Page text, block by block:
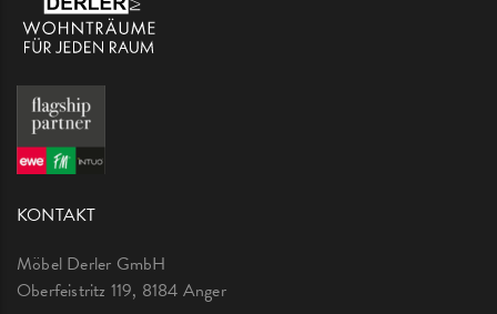
KONTAKT
Möbel Derler GmbH
Oberfeistritz 119, 8184 Anger